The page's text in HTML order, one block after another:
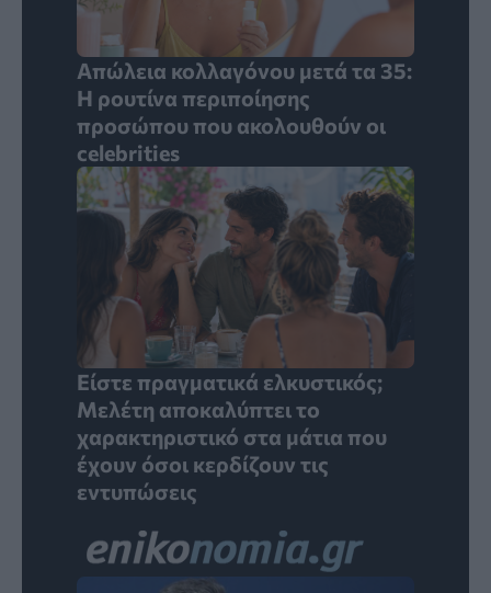
Απώλεια κολλαγόνου μετά τα 35:
Η ρουτίνα περιποίησης
προσώπου που ακολουθούν οι
celebrities
Είστε πραγματικά ελκυστικός;
Μελέτη αποκαλύπτει το
χαρακτηριστικό στα μάτια που
έχουν όσοι κερδίζουν τις
εντυπώσεις